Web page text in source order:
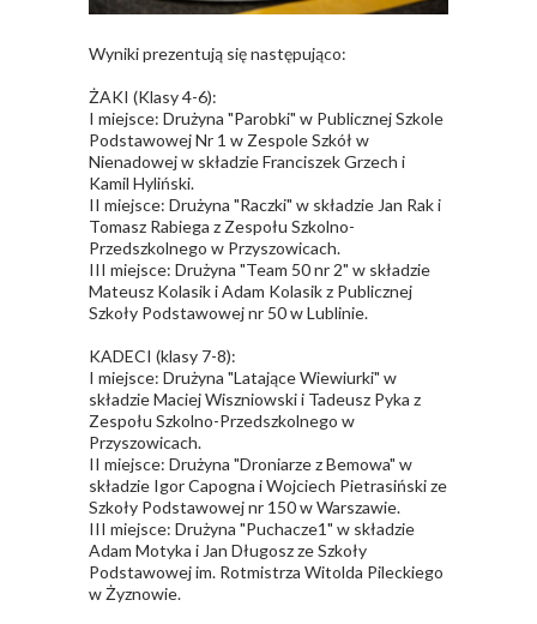
Wyniki prezentują się następująco:
ŻAKI (Klasy 4-6):
I miejsce: Drużyna "Parobki" w Publicznej Szkole
Podstawowej Nr 1 w Zespole Szkół w
Nienadowej w składzie Franciszek Grzech i
Kamil Hyliński.
II miejsce: Drużyna "Raczki" w składzie Jan Rak i
Tomasz Rabiega z Zespołu Szkolno-
Przedszkolnego w Przyszowicach.
III miejsce: Drużyna "Team 50 nr 2" w składzie
Mateusz Kolasik i Adam Kolasik z Publicznej
Szkoły Podstawowej nr 50 w Lublinie.
KADECI (klasy 7-8):
I miejsce: Drużyna "Latające Wiewiurki" w
składzie Maciej Wiszniowski i Tadeusz Pyka z
Zespołu Szkolno-Przedszkolnego w
Przyszowicach.
II miejsce: Drużyna "Droniarze z Bemowa" w
składzie Igor Capogna i Wojciech Pietrasiński ze
Szkoły Podstawowej nr 150 w Warszawie.
III miejsce: Drużyna "Puchacze1" w składzie
Adam Motyka i Jan Długosz ze Szkoły
Podstawowej im. Rotmistrza Witolda Pileckiego
w Żyznowie.